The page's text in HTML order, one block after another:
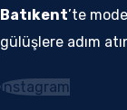
Batıkent’te
gülüşlere adım
Instagram